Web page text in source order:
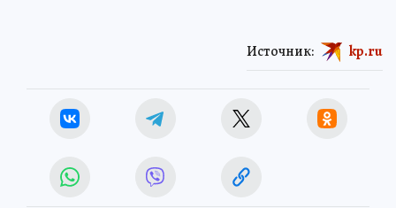
Источник: kp.ru